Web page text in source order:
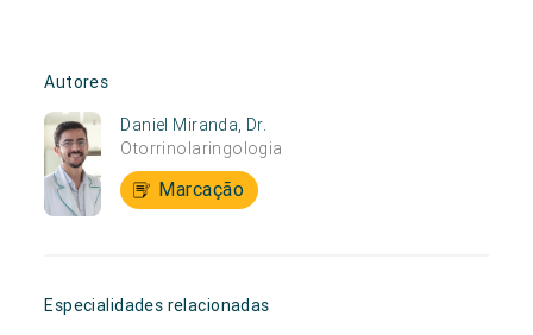
Autores
Daniel Miranda, Dr.
Otorrinolaringologia
Marcação
Especialidades relacionadas